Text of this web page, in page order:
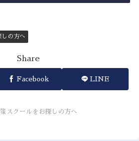
の方へ
Share
Facebook LINE
スクールをお探しの方へ